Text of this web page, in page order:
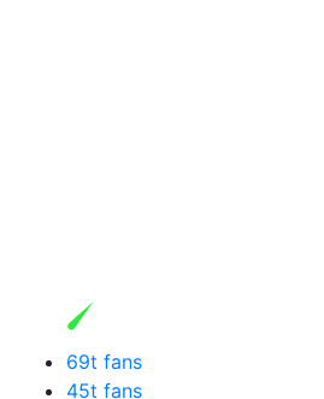
69t fans
45t fans